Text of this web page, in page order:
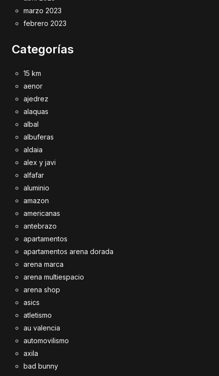
marzo 2023
febrero 2023
Categorías
15 km
aenor
ajedrez
alaquas
albal
albuferas
aldaia
alex y javi
alfafar
aluminio
amazon
americanas
antebrazo
apartamentos
apartamentos arena dorada
arena marca
arena multiespacio
arena shop
asics
atletismo
au valencia
automovilismo
axila
bad bunny